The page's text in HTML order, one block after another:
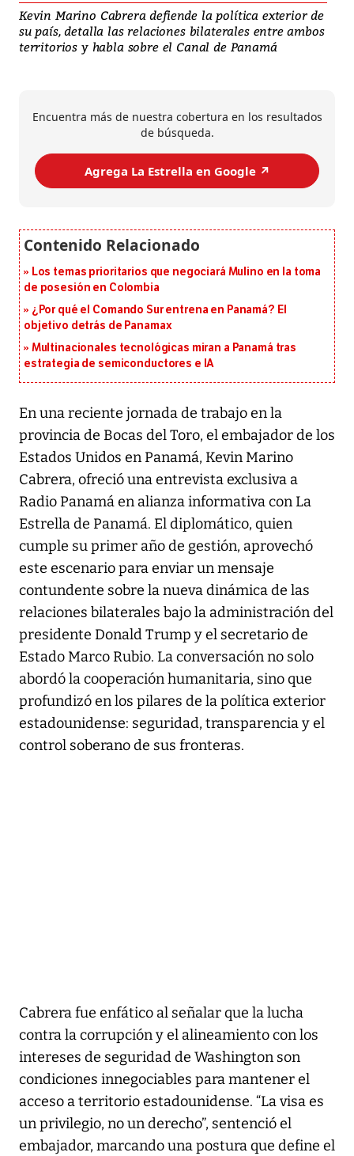
Kevin Marino Cabrera defiende la política exterior de
su país, detalla las relaciones bilaterales entre ambos
territorios y habla sobre el Canal de Panamá
Encuentra más de nuestra cobertura en los resultados
de búsqueda.
Agrega La Estrella en Google ↗️
Los temas prioritarios que negociará Mulino en la toma
de posesión en Colombia
¿Por qué el Comando Sur entrena en Panamá? El
objetivo detrás de Panamax
Multinacionales tecnológicas miran a Panamá tras
estrategia de semiconductores e IA
En una reciente jornada de trabajo en la
provincia de Bocas del Toro, el embajador de los
Estados Unidos en Panamá, Kevin Marino
Cabrera, ofreció una entrevista exclusiva a
Radio Panamá en alianza informativa con La
Estrella de Panamá. El diplomático, quien
cumple su primer año de gestión, aprovechó
este escenario para enviar un mensaje
contundente sobre la nueva dinámica de las
relaciones bilaterales bajo la administración del
presidente Donald Trump y el secretario de
Estado Marco Rubio. La conversación no solo
abordó la cooperación humanitaria, sino que
profundizó en los pilares de la política exterior
estadounidense: seguridad, transparencia y el
control soberano de sus fronteras.
Cabrera fue enfático al señalar que la lucha
contra la corrupción y el alineamiento con los
intereses de seguridad de Washington son
condiciones innegociables para mantener el
acceso a territorio estadounidense. “La visa es
un privilegio, no un derecho”, sentenció el
embajador, marcando una postura que define el